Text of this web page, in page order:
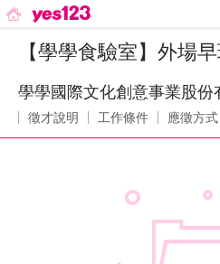
【學學食驗室】外場
學學國際文化創意事業股份
徵才說明 工作條件 應徵方式